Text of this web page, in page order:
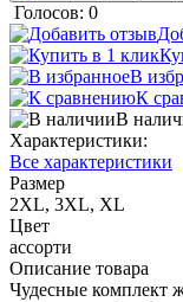
Голосов: 0
В
К
В
Характеристики:
Все характеристики
Размер
2XL, 3XL, XL
Цвет
ассорти
Описание товара
Чудесные комплект